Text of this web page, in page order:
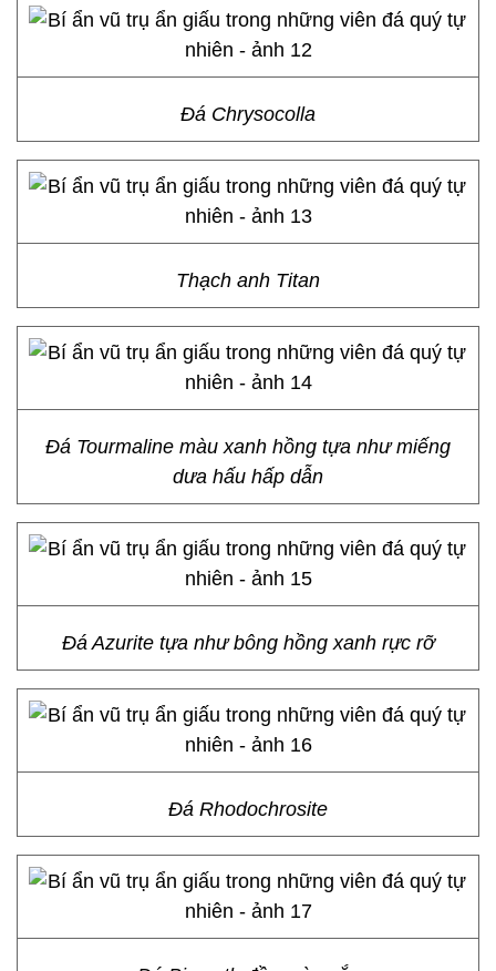
Đá Chrysocolla
Thạch anh Titan
Đá Tourmaline màu xanh hồng tựa như miếng
dưa hấu hấp dẫn
Đá Azurite tựa như bông hồng xanh rực rỡ
Đá Rhodochrosite